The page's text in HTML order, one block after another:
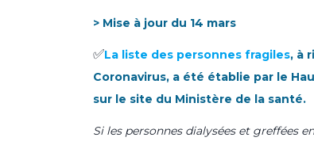
> Mise à jour du 14 mars
✅La liste des personnes fragiles, à
Coronavirus, a été établie par le
sur le site du Ministère de la santé.
Si les personnes dialysées et greffées